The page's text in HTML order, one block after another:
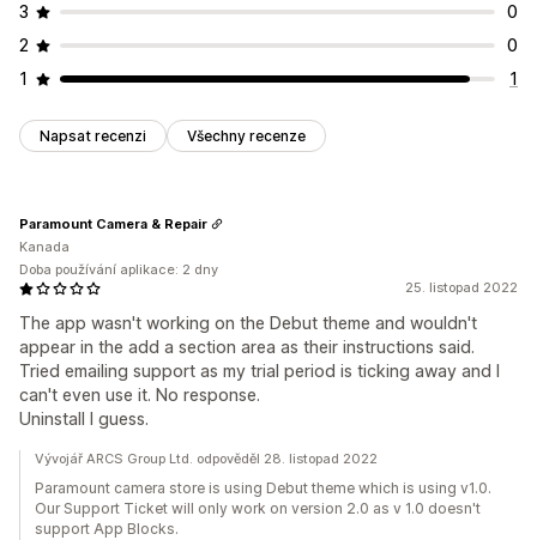
3
0
2
0
1
1
Napsat recenzi Všechny recenze
25. listopad 2022
The app wasn't working on the Debut theme and wouldn't
appear in the add a section area as their instructions said.
Tried emailing support as my trial period is ticking away and I
can't even use it. No response.
Uninstall I guess.
Paramount Camera & Repair
Kanada
Doba používání aplikace: 2 dny
Vývojář ARCS Group Ltd. odpověděl 28. listopad 2022
Paramount camera store is using Debut theme which is using v1.0.
Our Support Ticket will only work on version 2.0 as v 1.0 doesn't
support App Blocks.